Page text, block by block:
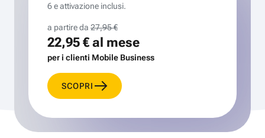
6 e attivazione inclusi.
a partire da 27,95 €
22,95 €al mese
per i clienti Mobile Business
SCOPRI